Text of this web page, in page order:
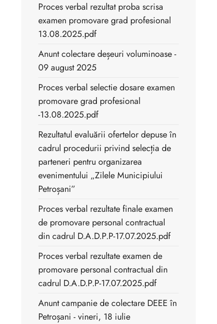
Proces verbal rezultat proba scrisa
examen promovare grad profesional
13.08.2025.pdf
Anunt colectare deșeuri voluminoase -
09 august 2025
Proces verbal selectie dosare examen
promovare grad profesional
-13.08.2025.pdf
Rezultatul evaluării ofertelor depuse în
cadrul procedurii privind selecția de
parteneri pentru organizarea
evenimentului „Zilele Municipiului
Petroșani”
Proces verbal rezultate finale examen
de promovare personal contractual
din cadrul D.A.D.P.P-17.07.2025.pdf
Proces verbal rezultate examen de
promovare personal contractual din
cadrul D.A.D.P.P-17.07.2025.pdf
Anunt campanie de colectare DEEE în
Petroșani - vineri, 18 iulie